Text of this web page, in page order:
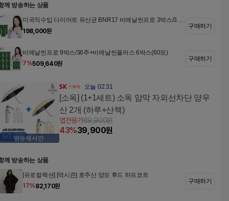
께 방송하는 상품
미국직수입 다이어트 유산균 BNR17 비에날씬프로 3박스/3개
월분
198,000원
구매하기
비에날씬프로 9박스/36주+비에날씬플러스 6박스(60포)
7%509,640원
구매하기
방송에서만
오늘 02:31
[소옥] (1+1세트) 소옥 암막 자외선차단 양우
산 2개 (하루+산책)
앱전용가69,900원
43%39,900원
께 방송하는 상품
[유로컬렉션] [역시즌] 호주산 양모 후드 하프코트
17%82,170원
구매하기